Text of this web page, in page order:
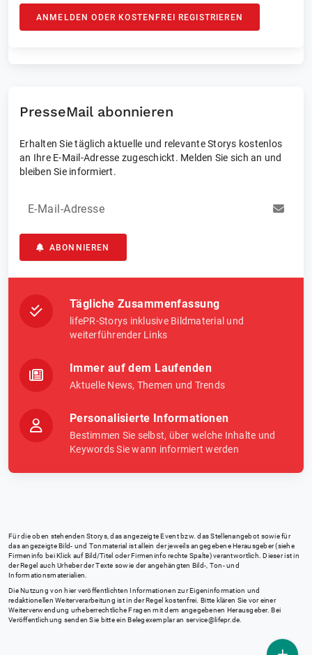
ANMELDEN ODER KOSTENFREI REGISTRIEREN
PresseMail abonnieren
Erhalten Sie täglich aktuelle und relevante Storys kostenlos
an Ihre E-Mail-Adresse zugeschickt. Melden Sie sich an und
bleiben Sie informiert.
E-Mail-Adresse
ABONNIEREN
Tägliche Zusammenfassung
lifePR-Storys inklusive Bildmaterial und
weiterführender Links
Immer auf dem Laufenden
Aktuelle News, Themen und Trends
Personalisierte Informationen
Bestimmen Sie selbst, über welche Inhalte und
Keywords Sie wann informiert werden
Für die oben stehenden Storys, das angezeigte Event bzw. das Stellenangebot sowie für
das angezeigte Bild- und Tonmaterial ist allein der jeweils angegebene Herausgeber (siehe
Firmeninfo bei Klick auf Bild/Titel oder Firmeninfo rechte Spalte) verantwortlich. Dieser ist in
der Regel auch Urheber der Texte sowie der angehängten Bild-, Ton- und
Informationsmaterialien.
Die Nutzung von hier veröffentlichten Informationen zur Eigeninformation und
redaktionellen Weiterverarbeitung ist in der Regel kostenfrei. Bitte klären Sie vor einer
Weiterverwendung urheberrechtliche Fragen mit dem angegebenen Herausgeber. Bei
Veröffentlichung senden Sie bitte ein Belegexemplar an service@lifepr.de